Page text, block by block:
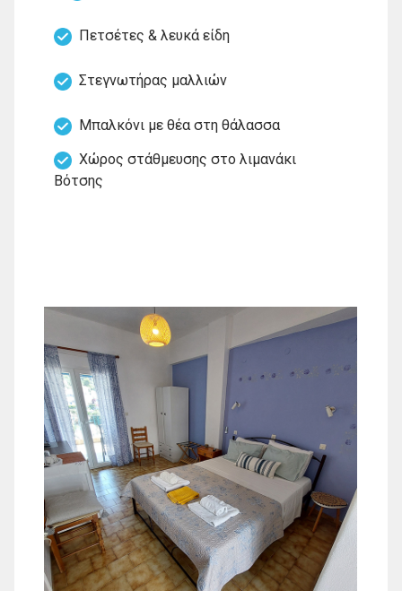
Πετσέτες & λευκά είδη
Στεγνωτήρας μαλλιών
Μπαλκόνι με θέα στη θάλασσα
Χώρος στάθμευσης στο λιμανάκι
Βότσης